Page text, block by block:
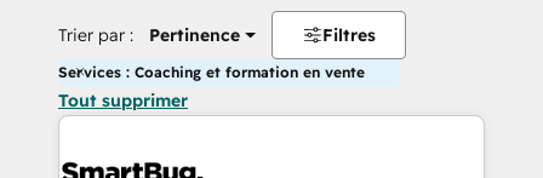
Trier par : Pertinence Filtres
Services : Coaching et formation en vente
Tout supprimer